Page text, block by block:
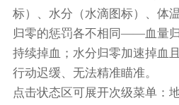
标）、水分（水滴图标）、体
归零的惩罚各不相同——血量
持续掉血；水分归零加速掉血
行动迟缓、无法精准瞄准。
点击状态区可展开次级菜单：